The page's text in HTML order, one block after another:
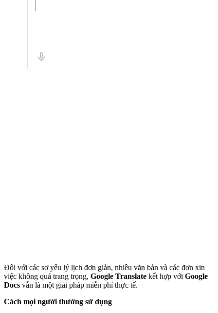
Đối với các sơ yếu lý lịch đơn giản, nhiều văn bản và các đơn xin
việc không quá trang trọng, Google Translate kết hợp với Google
Docs vẫn là một giải pháp miễn phí thực tế.
Cách mọi người thường sử dụng